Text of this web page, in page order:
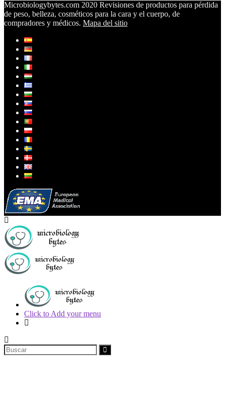
Microbiologybytes.com 2020 Revisiones de productos para pérdida
de peso, belleza, cosméticos para la cara y el cuerpo, de
compradores y médicos. Mapa del sitio
Click to Add your menu